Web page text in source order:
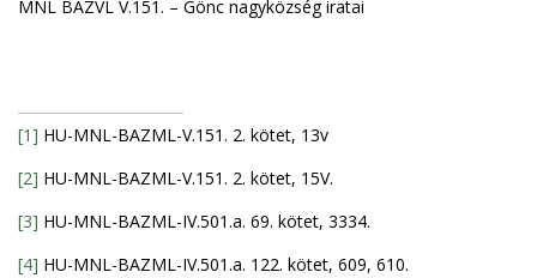
MNL BAZVL V.151. – Gönc nagyközség iratai
[1] HU-MNL-BAZML-V.151. 2. kötet, 13v
[2] HU-MNL-BAZML-V.151. 2. kötet, 15V.
[3] HU-MNL-BAZML-IV.501.a. 69. kötet, 3334.
[4] HU-MNL-BAZML-IV.501.a. 122. kötet, 609, 610.